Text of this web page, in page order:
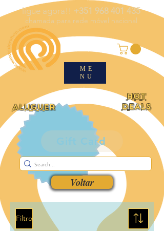
ligue agora!! +351 968 401 435
chamada para rede móvel nacional
ME
NU
ALUGUER
HOT
DEALS
Gift Card
Voltar
Filtro